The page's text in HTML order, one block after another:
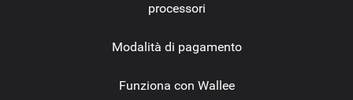
processori
Modalità di pagamento
Funziona con Wallee